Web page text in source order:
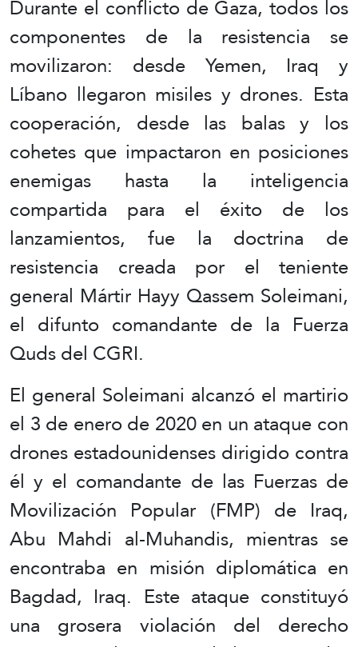
Durante el conflicto de Gaza, todos los
componentes de la resistencia se
movilizaron: desde Yemen, Iraq y
Líbano llegaron misiles y drones. Esta
cooperación, desde las balas y los
cohetes que impactaron en posiciones
enemigas hasta la inteligencia
compartida para el éxito de los
lanzamientos, fue la doctrina de
resistencia creada por el teniente
general Mártir Hayy Qassem Soleimani,
el difunto comandante de la Fuerza
Quds del CGRI.
El general Soleimani alcanzó el martirio
el 3 de enero de 2020 en un ataque con
drones estadounidenses dirigido contra
él y el comandante de las Fuerzas de
Movilización Popular (FMP) de Iraq,
Abu Mahdi al-Muhandis, mientras se
encontraba en misión diplomática en
Bagdad, Iraq. Este ataque constituyó
una grosera violación del derecho